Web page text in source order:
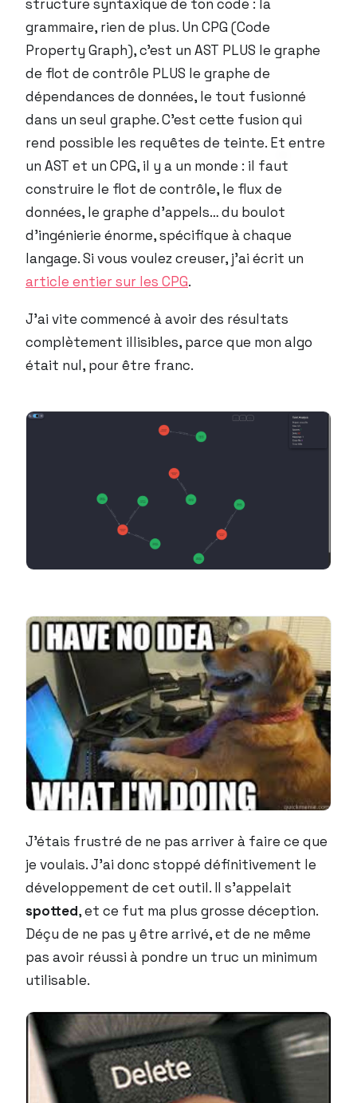
structure syntaxique de ton code : la
grammaire, rien de plus. Un CPG (Code
Property Graph), c’est un AST PLUS le graphe
de flot de contrôle PLUS le graphe de
dépendances de données, le tout fusionné
dans un seul graphe. C’est cette fusion qui
rend possible les requêtes de teinte. Et entre
un AST et un CPG, il y a un monde : il faut
construire le flot de contrôle, le flux de
données, le graphe d’appels… du boulot
d’ingénierie énorme, spécifique à chaque
langage. Si vous voulez creuser, j’ai écrit un
article entier sur les CPG.
J’ai vite commencé à avoir des résultats
complètement illisibles, parce que mon algo
était nul, pour être franc.
J’étais frustré de ne pas arriver à faire ce que
je voulais. J’ai donc stoppé définitivement le
développement de cet outil. Il s’appelait
spotted, et ce fut ma plus grosse déception.
Déçu de ne pas y être arrivé, et de ne même
pas avoir réussi à pondre un truc un minimum
utilisable.